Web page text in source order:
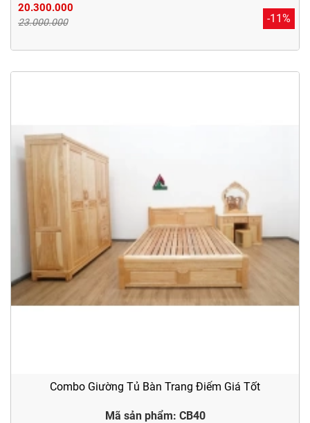
20.300.000
23.000.000 -11%
Combo Giường Tủ Bàn Trang Điểm Giá Tốt
Mã sản phẩm: CB40